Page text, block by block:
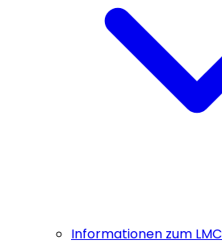
Informationen zum LMC